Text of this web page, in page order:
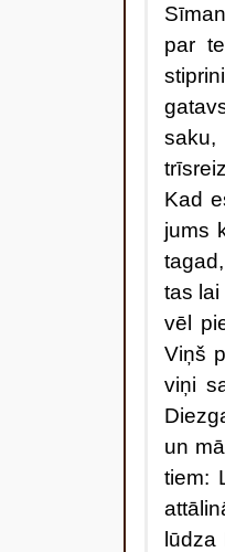
par
Kad
jums
tas
vēl
Viņš
viņi
un
tiem: